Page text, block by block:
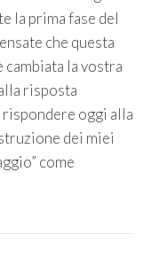
la prima fase del
che questa
cambiata la vostra
risposta
rispondere oggi alla
dei miei
come